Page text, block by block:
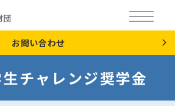
お問い合わせ
チャレンジ奨学金